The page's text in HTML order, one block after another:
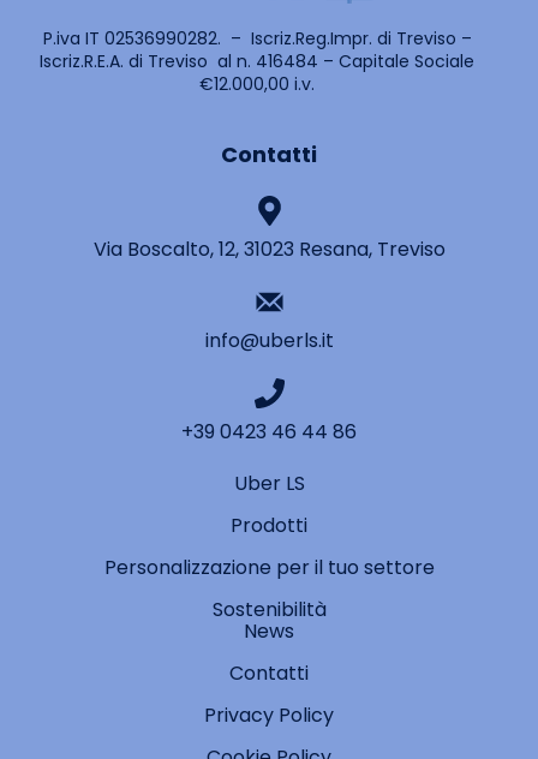
P.iva IT 02536990282. – Iscriz.Reg.Impr. di Treviso –
Iscriz.R.E.A. di Treviso al n. 416484 – Capitale Sociale
€12.000,00 i.v.
Contatti
Via Boscalto, 12, 31023 Resana, Treviso
info@uberls.it
+39 0423 46 44 86
Uber LS
Prodotti
Personalizzazione per il tuo settore
Sostenibilità
News
Contatti
Privacy Policy